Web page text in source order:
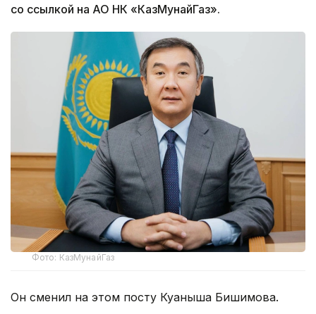
со ссылкой на АО НК «КазМунайГаз».
Фото: КазМунайГаз
Он сменил на этом посту Куаныша Бишимова.